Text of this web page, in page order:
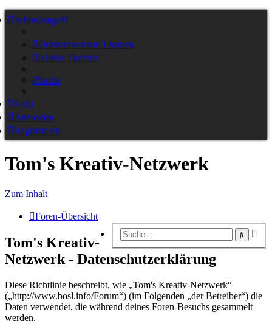
Schnellzugriff
Unbeantwortete Themen
Aktive Themen
Suche
FAQ
Anmelden
Registrieren
Tom's Kreativ-Netzwerk
Zum Inhalt
Foren-Übersicht
Suche
Tom's Kreativ-
Netzwerk - Datenschutzerklärung
Diese Richtlinie beschreibt, wie „Tom's Kreativ-Netzwerk“
(„http://www.bosl.info/Forum“) (im Folgenden „der Betreiber“) die
Daten verwendet, die während deines Foren-Besuchs gesammelt
werden.